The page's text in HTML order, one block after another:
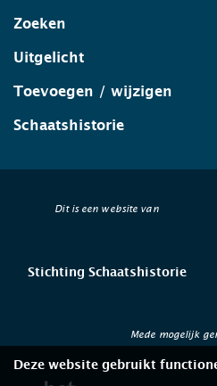
Zoeken
Uitgelicht
Toevoegen / wijzigen
Schaatshistorie
Dit is een website van
Stichting Schaatshistorie
Mede mogelijk
Deze website gebruikt